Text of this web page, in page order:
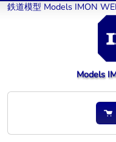
鉄道模型 Models IMON
Models